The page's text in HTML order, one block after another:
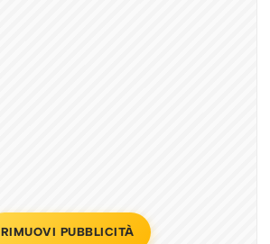
RIMUOVI PUBBLICITÀ